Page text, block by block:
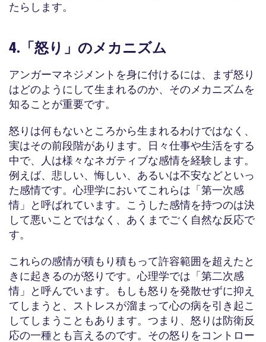
たらします。
4.「怒り」のメカニズム
アンガーマネジメントを身に付けるには、まず怒り
はどのようにして生まれるのか、そのメカニズムを
知ることが重要です。
怒りは何もないところから生まれるわけではなく、
実はその前段階があります。日々仕事や生活をする
中で、人は様々なネガティブな感情を経験します。
例えば、悲しい、悔しい、あるいは不安などといっ
た感情です。心理学においてこれらは「第一次感
情」と呼ばれています。こうした感情を持つのは決
して悪いことではなく、あくまでごく自然な反応で
す。
これらの感情が積もり積もって許容範囲を超えたと
きに起きるのが怒りです。心理学では「第二次感
情」と呼んでいます。もしも怒りを発散せずに抑え
てしまうと、ストレスが溜まって心の病を引き起こ
してしまうこともあります。つまり、怒りは防衛反
応の一種とも言えるのです。その怒りをコントロー